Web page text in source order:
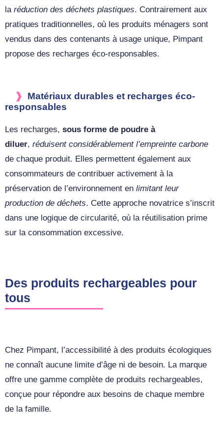
la réduction des déchets plastiques. Contrairement aux
pratiques traditionnelles, où les produits ménagers sont
vendus dans des contenants à usage unique, Pimpant
propose des recharges éco-responsables.
Matériaux durables et recharges éco-
responsables
Les recharges, sous forme de poudre à
diluer, réduisent considérablement l’empreinte carbone
de chaque produit. Elles permettent également aux
consommateurs de contribuer activement à la
préservation de l’environnement en limitant leur
production de déchets. Cette approche novatrice s’inscrit
dans une logique de circularité, où la réutilisation prime
sur la consommation excessive.
Des produits rechargeables pour
tous
Chez Pimpant, l’accessibilité à des produits écologiques
ne connaît aucune limite d’âge ni de besoin. La marque
offre une gamme complète de produits rechargeables,
conçue pour répondre aux besoins de chaque membre
de la famille.